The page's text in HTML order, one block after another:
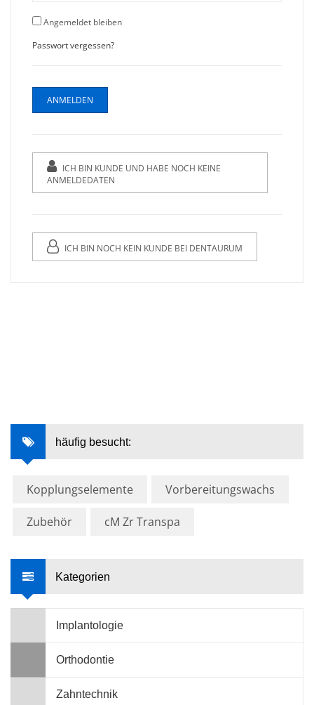
Angemeldet bleiben
Passwort vergessen?
ICH BIN KUNDE UND HABE NOCH KEINE
ANMELDEDATEN
ICH BIN NOCH KEIN KUNDE BEI DENTAURUM
häufig besucht:
Kopplungselemente Vorbereitungswachs
Zubehör cM Zr Transpa
Kategorien
Implantologie
Orthodontie
Zahntechnik